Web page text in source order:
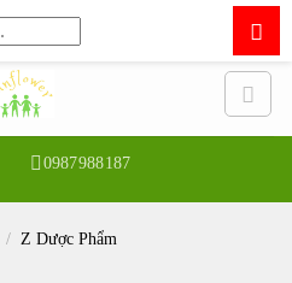
0987988187
/ Z Dược Phẩm